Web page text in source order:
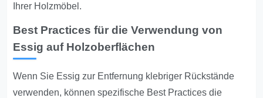
Ihrer Holzmöbel.
Best Practices für die Verwendung von
Essig auf Holzoberflächen
Wenn Sie Essig zur Entfernung klebriger Rückstände
verwenden, können spezifische Best Practices die